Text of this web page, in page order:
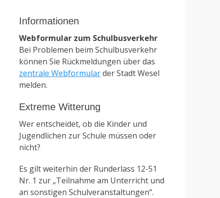
Informationen
Webformular zum Schulbusverkehr
Bei Problemen beim Schulbusverkehr
können Sie Rückmeldungen über das
zentrale Webformularder Stadt Wesel
melden.
Extreme Witterung
Wer entscheidet, ob die Kinder und
Jugendlichen zur Schule müssen oder
nicht?
Es gilt weiterhin der Runderlass 12-51
Nr. 1 zur „Teilnahme am Unterricht und
an sonstigen Schulveranstaltungen“.